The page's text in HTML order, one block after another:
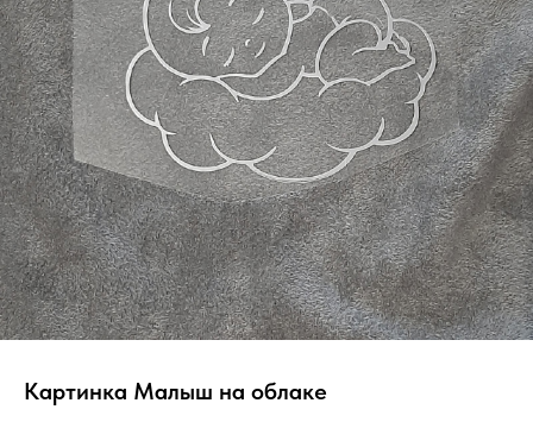
Картинка Малыш на облаке